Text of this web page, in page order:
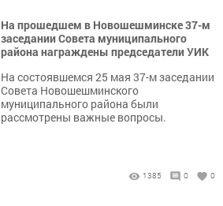
На прошедшем в Новошешминске 37-м
заседании Совета муниципального
района награждены председатели УИК
На состоявшемся 25 мая 37-м заседании
Совета Новошешминского
муниципального района были
рассмотрены важные вопросы.
1385 0 0